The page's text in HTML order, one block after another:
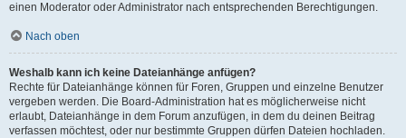
einen Moderator oder Administrator nach entsprechenden Berechtigungen.
Nach oben
Weshalb kann ich keine Dateianhänge anfügen?
Rechte für Dateianhänge können für Foren, Gruppen und einzelne Benutzer
vergeben werden. Die Board-Administration hat es möglicherweise nicht
erlaubt, Dateianhänge in dem Forum anzufügen, in dem du deinen Beitrag
verfassen möchtest, oder nur bestimmte Gruppen dürfen Dateien hochladen.